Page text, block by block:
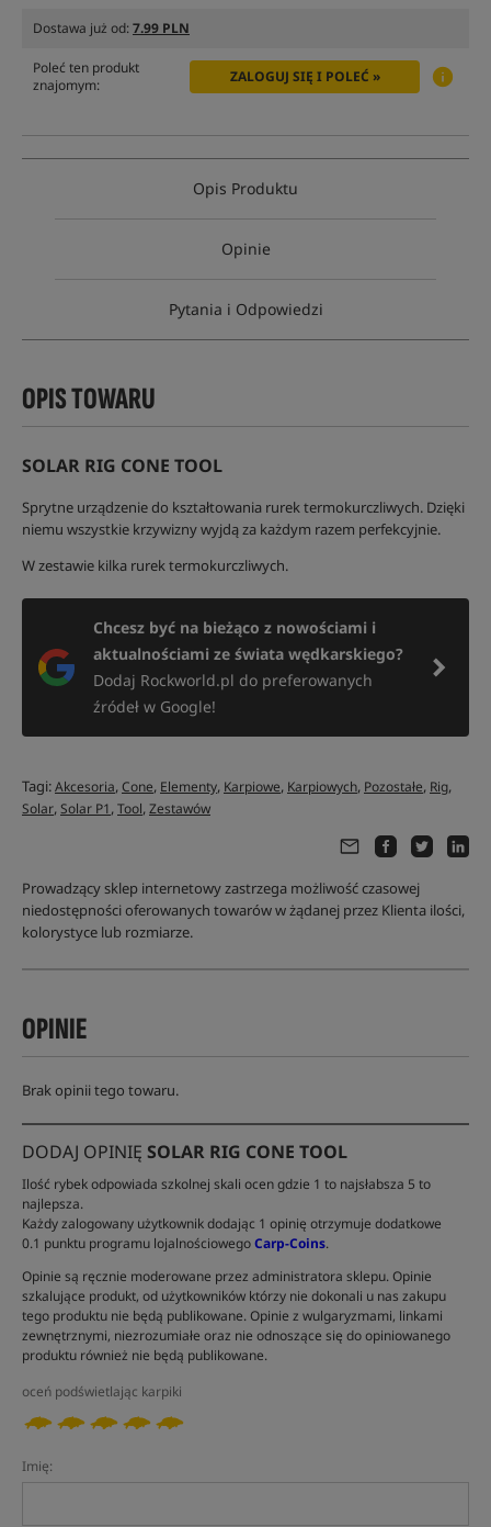
Dostawa już od:7.99 PLN
Poleć ten produkt
znajomym:
ZALOGUJ SIĘ I POLEĆ »
Opis Produktu
Opinie
Pytania i Odpowiedzi
OPIS TOWARU
SOLAR RIG CONE TOOL
Sprytne urządzenie do kształtowania rurek termokurczliwych. Dzięki
niemu wszystkie krzywizny wyjdą za każdym razem perfekcyjnie.
W zestawie kilka rurek termokurczliwych.
Chcesz być na bieżąco z nowościami i
aktualnościami ze świata wędkarskiego?
Dodaj Rockworld.pl do preferowanych
źródeł w Google!
Tagi:Akcesoria,Cone, Elementy, Karpiowe, Karpiowych, Pozostałe, Rig,
Solar,Solar P1,Tool,Zestawów
Prowadzący sklep internetowy zastrzega możliwość czasowej
niedostępności oferowanych towarów w żądanej przez Klienta ilości,
kolorystyce lub rozmiarze.
OPINIE
Brak opinii tego towaru.
DODAJ OPINIĘ SOLAR RIG CONE TOOL
Ilość rybek odpowiada szkolnej skali ocen gdzie 1 to najsłabsza 5 to
najlepsza.
Każdy zalogowany użytkownik dodając 1 opinię otrzymuje dodatkowe
0.1 punktu programu lojalnościowegoCarp-Coins.
Opinie są ręcznie moderowane przez administratora sklepu. Opinie
szkalujące produkt, od użytkowników którzy nie dokonali u nas zakupu
tego produktu nie będą publikowane. Opinie z wulgaryzmami, linkami
zewnętrznymi, niezrozumiałe oraz nie odnoszące się do opiniowanego
produktu również nie będą publikowane.
oceń podświetlając karpiki
Imię: